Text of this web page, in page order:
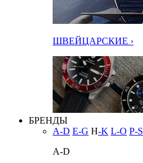
ШВЕЙЦАРСКИЕ ›
БРЕНДЫ
A-D E-G H-K L-O P-S
A-D